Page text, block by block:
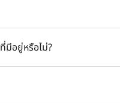
มขนส่งจะดำเนินการเลือก
น 24 ชั่วโมง เพื่อยืนยันข้อ
มีอยู่หรือไม่?